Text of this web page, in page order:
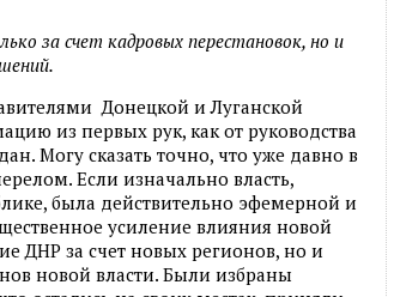
за счет кадровых перестановок, но и
Донецкой и Луганской
из первых рук, как от руководства
Могу сказать точно, что уже давно в
Если изначально власть,
была действительно эфемерной и
усиление влияния новой
ДНР за счет новых регионов, но и
новой власти. Были избраны